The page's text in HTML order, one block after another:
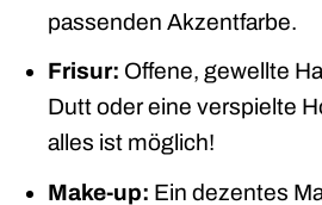
passenden Akzentfarbe.
Frisur: Offene, gewellte
Dutt oder eine verspielte
alles ist möglich!
Make-up: Ein dezentes